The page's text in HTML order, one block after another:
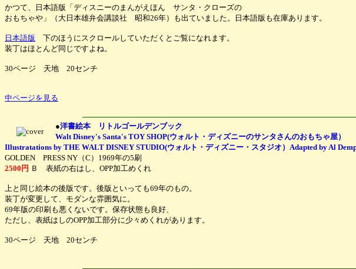
かつて、日本語版「ディスニーのまんがえほん サンタ・クローズの
おもちゃや」（大日本雄弁会講談社 昭和26年）も出ていました。日本語版も在庫あります。
日本語版 下のほうにスクロールしていただくとご覧になれます。
装丁はほとんど同じですよね。
30ページ 天地 20センチ
中ページを見る
●洋書絵本 リトルゴールデンブック
Walt Disney's Santa's TOY SHOP(ウォルト・ディズニーのサンタさんのおもちゃ屋）
Illustratations by THE WALT DISNEY STUDIO(ウォルト・ディズニー・スタジオ）Adapted by Al
GOLDEN PRESS NY（C）1969年の5刷
2500円 Ｂ 表紙の右はし、OPP加工めくれ
上と同じ絵本の後版です。後版といっても69年のもの。
装丁が変更して、モダンな雰囲気に。
69年版の印刷も悪くないです。保存状態も良好、
ただし、表紙はしのOPP加工部分に少々めくれがあります。
30ページ 天地 20センチ